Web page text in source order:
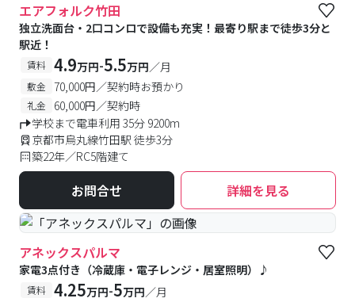
エアフォルク竹田
独立洗面台・2口コンロで設備も充実！最寄り駅まで徒歩3分と
駅近！
賃料 4.9万円-5.5万円／月
敷金 70,000円／契約時お預かり
礼金
60,000円／契約時
学校まで電車利用 35分 9200m
京都市烏丸線竹田駅 徒歩3分
築22年／RC5階建て
お問合せ 詳細を見る
アネックスパルマ
家電3点付き（冷蔵庫・電子レンジ・居室照明）♪
賃料 4.25万円-5万円／月